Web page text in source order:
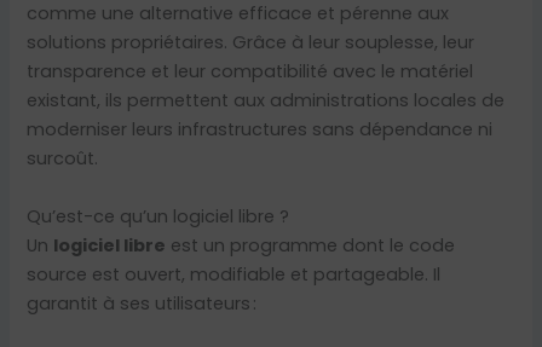
comme une alternative efficace et pérenne aux
solutions propriétaires. Grâce à leur souplesse, leur
transparence et leur compatibilité avec le matériel
existant, ils permettent aux administrations locales de
moderniser leurs infrastructures sans dépendance ni
surcoût.
Qu’est-ce qu’un logiciel libre ?
Un logiciel libre est un programme dont le code
source est ouvert, modifiable et partageable. Il
garantit à ses utilisateurs :